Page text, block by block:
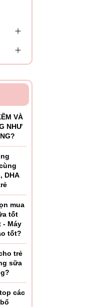
VÀ
NHƯ
DHA
mua
tốt
- Máy
tốt?
trẻ
sữa
các